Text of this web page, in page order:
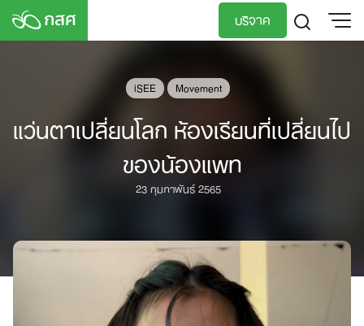
Skip
บริจาค
iSEE Movement
แว่นตาเปลี่ยนโลก ห้องเรียนที่เปลี่ยนไป
ของน้องแพท
23 กุมภาพันธ์ 2565